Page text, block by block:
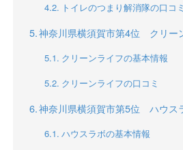
トイレのつまり解消隊の口コミ
神奈川県横須賀市第4位 クリー
クリーンライフの基本情報
クリーンライフの口コミ
神奈川県横須賀市第5位 ハウス
ハウスラボの基本情報